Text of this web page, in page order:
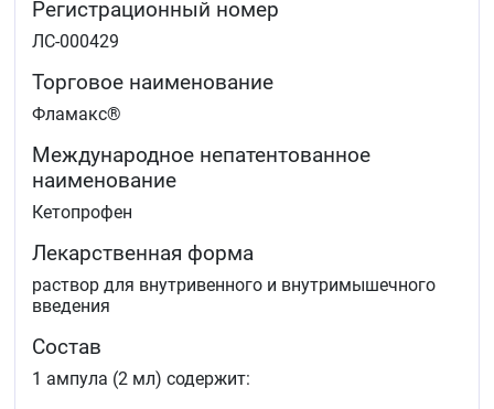
люмбаго, ишиас, невралгия
мигрень
альгодисменорея, воспалительные процессы
органов малого таза, в том числе аднексит
посттравматический болевой синдром,
сопровождающийся воспалением
зубная боль
болевой синдром при онкологических
заболеваниях.
Регистрационный номер
ЛС-000429
Торговое наименование
Фламакс®
Международное непатентованное
наименование
Кетопрофен
Лекарственная форма
раствор для внутривенного и внутримышечного
введения
Состав
1 ампула (2 мл) содержит: